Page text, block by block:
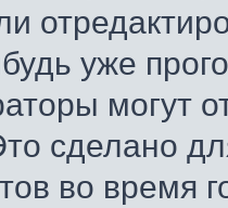
уже
могут
сделано
во время